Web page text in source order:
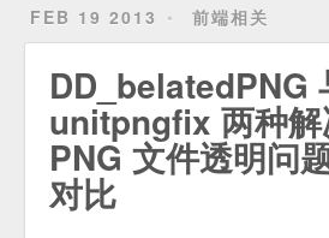
FEB 19 2013 前端相关
DD_belatedPNG
unitpngfix 两种解
PNG 文件透明问
对比